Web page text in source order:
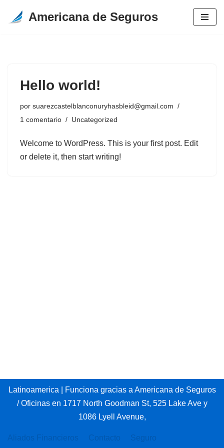
Americana de Seguros
Hello world!
por suarezcastelblanconuryhasbleid@gmail.com
1 comentario
Uncategorized
Welcome to WordPress. This is your first post. Edit
or delete it, then start writing!
Latinoamerica | Funciona gracias a Americana de Seguros
/ Oficinas en 1717 North Goodman St, 525 Lake Ave y
1086 Lyell Avenue,
Aliados Financieros Contacto Seguro